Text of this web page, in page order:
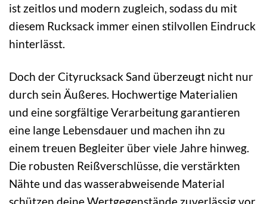
ist zeitlos und modern zugleich, sodass du mit
diesem Rucksack immer einen stilvollen Eindruck
hinterlässt.
Doch der Cityrucksack Sand überzeugt nicht nur
durch sein Äußeres. Hochwertige Materialien
und eine sorgfältige Verarbeitung garantieren
eine lange Lebensdauer und machen ihn zu
einem treuen Begleiter über viele Jahre hinweg.
Die robusten Reißverschlüsse, die verstärkten
Nähte und das wasserabweisende Material
schützen deine Wertgegenstände zuverlässig vor